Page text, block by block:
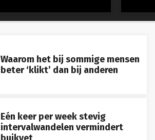
beter ‘klikt’ dan bij anderen
intervalwandelen vermindert
buikvet